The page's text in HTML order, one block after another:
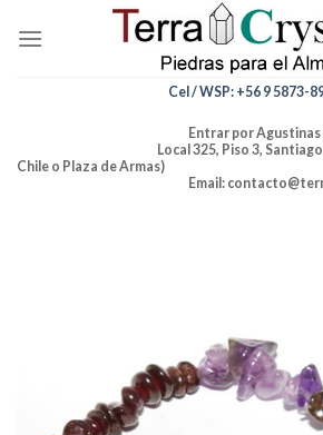
Cel / WSP: +56 9 5873-
Entrar por Agustinas 972 o
Local 325, Piso 3, Santiago
Chile o Plaza de Armas)
Email: